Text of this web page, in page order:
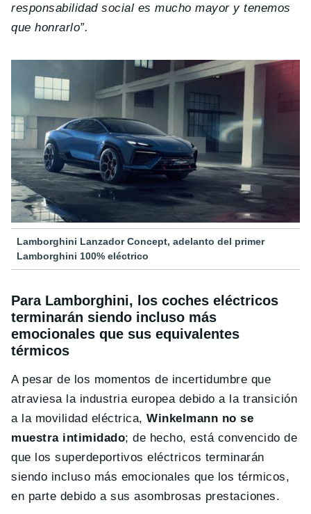
responsabilidad social es mucho mayor y tenemos
que honrarlo”.
Lamborghini Lanzador Concept, adelanto del primer
Lamborghini 100% eléctrico
Para Lamborghini, los coches eléctricos
terminarán siendo incluso más
emocionales que sus equivalentes
térmicos
A pesar de los momentos de incertidumbre que
atraviesa la industria europea debido a la transición
a la movilidad eléctrica,Winkelmann no se
muestra intimidado; de hecho, está convencido de
que los superdeportivos eléctricos terminarán
siendo incluso más emocionales que los térmicos,
en parte debido a sus asombrosas prestaciones.